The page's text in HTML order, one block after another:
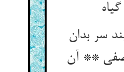
گیاه
سر بدان
** آن